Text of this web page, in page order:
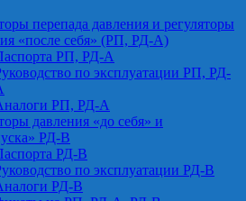
перепада давления и регуляторы
«после себя» (РП, РД-А)
РП, РД-А
по эксплуатации РП, РД-
РП, РД-А
давления «до себя» и
РД-В
РД-В
по эксплуатации РД-В
РД-В